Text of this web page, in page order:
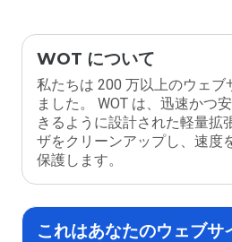
WOT について
私たちは 200 万以上のウェブ
ました。 WOT は、迅速かつ
きるように設計された軽量拡
ザをクリーンアップし、速度
保護します。
これはあなたのウェブサ